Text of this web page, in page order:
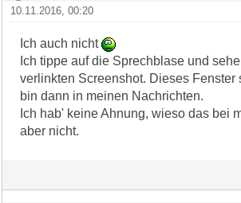
10.11.2016, 00:20
Ich auch nicht
Ich tippe auf die Sprechblase und
verlinkten Screenshot. Dieses Fenster
bin dann in meinen Nachrichten.
Ich hab' keine Ahnung, wieso das bei
aber nicht.